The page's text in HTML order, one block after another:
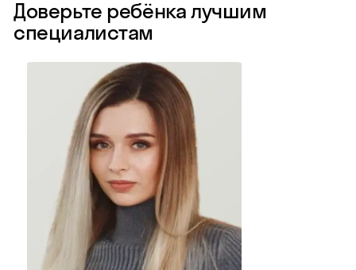
Доверьте ребёнка лучшим
специалистам